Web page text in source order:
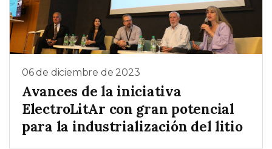
06 de diciembre de 2023
Avances de la iniciativa
ElectroLitAr con gran potencial
para la industrialización del litio